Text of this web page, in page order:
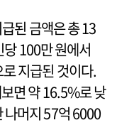
된 금액은 총 13
100만 원에서
지급된 것이다.
면 약 16.5%로 낮
나머지 57억 6000